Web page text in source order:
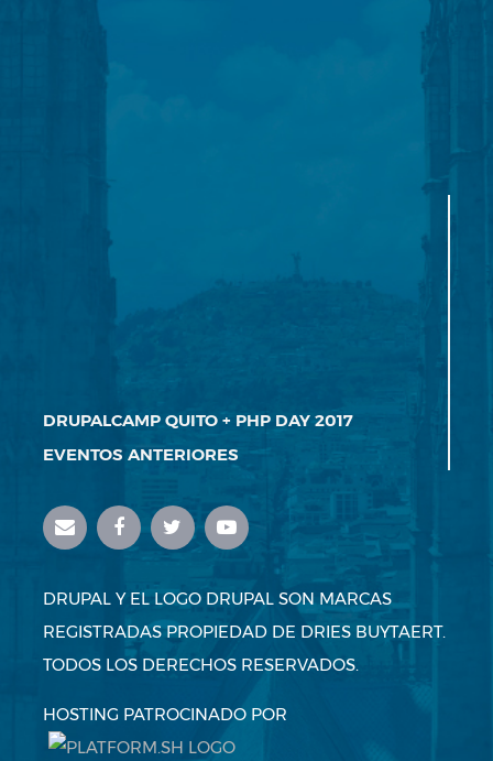
DRUPALCAMP QUITO + PHP DAY 2017
EVENTOS ANTERIORES
DRUPAL Y EL LOGO DRUPAL SON MARCAS
REGISTRADAS PROPIEDAD DE DRIES BUYTAERT.
TODOS LOS DERECHOS RESERVADOS.
HOSTING PATROCINADO POR